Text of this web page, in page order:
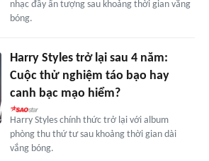
nhạc đầy ấn tượng sau khoảng thời gian vắng
bóng.
Harry Styles trở lại sau 4 năm:
Cuộc thử nghiệm táo bạo hay
canh bạc mạo hiểm?
Harry Styles chính thức trở lại với album
phòng thu thứ tư sau khoảng thời gian dài
vắng bóng.